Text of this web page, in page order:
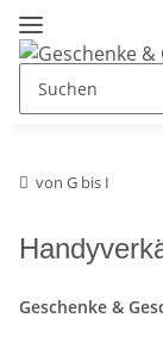
von G bis I
Geschenke &